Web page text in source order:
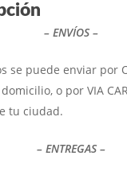
– ENVÍOS –
se puede enviar por
o por VIA
tu ciudad.
– ENTREGAS –